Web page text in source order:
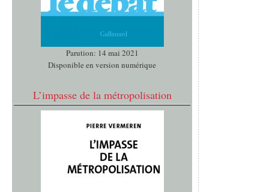
Parution: 14 mai 2021
Disponible en version numérique
L’impasse de la métropolisation